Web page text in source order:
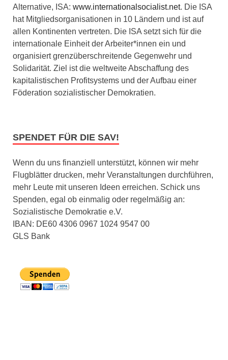
Alternative, ISA: www.internationalsocialist.net. Die ISA
hat Mitgliedsorganisationen in 10 Ländern und ist auf
allen Kontinenten vertreten. Die ISA setzt sich für die
internationale Einheit der Arbeiter*innen ein und
organisiert grenzüberschreitende Gegenwehr und
Solidarität. Ziel ist die weltweite Abschaffung des
kapitalistischen Profitsystems und der Aufbau einer
Föderation sozialistischer Demokratien.
SPENDET FÜR DIE SAV!
Wenn du uns finanziell unterstützt, können wir mehr
Flugblätter drucken, mehr Veranstaltungen durchführen,
mehr Leute mit unseren Ideen erreichen. Schick uns
Spenden, egal ob einmalig oder regelmäßig an:
Sozialistische Demokratie e.V.
IBAN: DE60 4306 0967 1024 9547 00
GLS Bank